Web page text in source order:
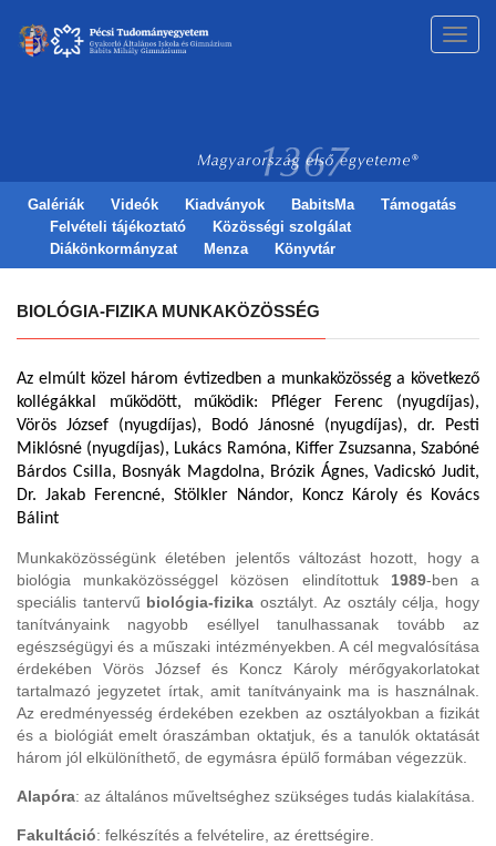
Galériák Videók Kiadványok BabitsMa
Támogatás
Felvételi tájékoztató
Közösségi szolgálat
Diákönkormányzat
Menza Könyvtár
BIOLÓGIA-FIZIKA MUNKAKÖZÖSSÉG
Az elmúlt közel három évtizedben a munkaközösség a következő
kollégákkal működött, működik: Pfléger Ferenc (nyugdíjas),
Vörös József (nyugdíjas), Bodó Jánosné (nyugdíjas), dr. Pesti
Miklósné (nyugdíjas), Lukács Ramóna, Kiffer Zsuzsanna, Szabóné
Bárdos Csilla, Bosnyák Magdolna, Brózik Ágnes, Vadicskó Judit,
Dr. Jakab Ferencné, Stölkler Nándor, Koncz Károly és Kovács
Bálint
Munkaközösségünk életében jelentős változást hozott, hogy a
biológia munkaközösséggel közösen elindítottuk 1989-ben a
speciális tantervű biológia-fizika osztályt. Az osztály célja, hogy
tanítványaink nagyobb eséllyel tanulhassanak tovább az
egészségügyi és a műszaki intézményekben. A cél megvalósítása
érdekében Vörös József és Koncz Károly mérőgyakorlatokat
tartalmazó jegyzetet írtak, amit tanítványaink ma is használnak.
Az eredményesség érdekében ezekben az osztályokban a fizikát
és a biológiát emelt óraszámban oktatjuk, és a tanulók oktatását
három jól elkülöníthető, de egymásra épülő formában végezzük.
Alapóra: az általános műveltséghez szükséges tudás kialakítása.
Fakultáció: felkészítés a felvételire, az érettségire.